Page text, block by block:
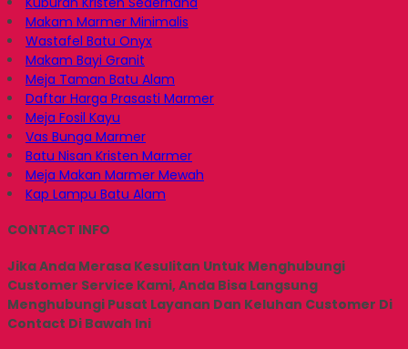
Makam Marmer Minimalis
Wastafel Batu Onyx
Makam Bayi Granit
Meja Taman Batu Alam
Daftar Harga Prasasti Marmer
Meja Fosil Kayu
Vas Bunga Marmer
Batu Nisan Kristen Marmer
Meja Makan Marmer Mewah
Kap Lampu Batu Alam
CONTACT INFO
Jika Anda Merasa Kesulitan Untuk Menghubungi
Customer Service Kami, Anda Bisa Langsung
Menghubungi Pusat Layanan Dan Keluhan Customer Di
Contact Di Bawah Ini